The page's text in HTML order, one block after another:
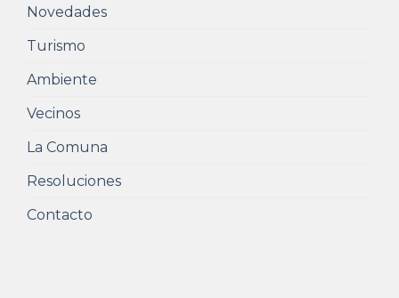
Novedades
Turismo
Ambiente
Vecinos
La Comuna
Resoluciones
Contacto